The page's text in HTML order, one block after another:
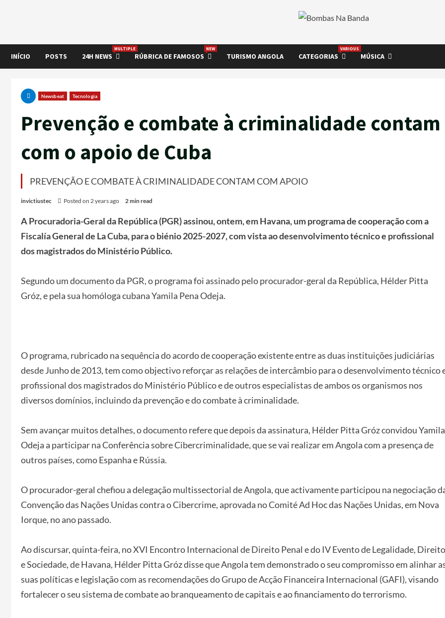
INÍCIO POSTS 24H NEWS
MULTIPLE
RÚBRICA DE FAMOSOS
NEW
TURISMO ANGOLA CATEGORIAS
VARIOUS
MÚSICA
Newsbeat Tecnologia
Prevenção e combate à criminalidade contam
com o apoio de Cuba
PREVENÇÃO E COMBATE À CRIMINALIDADE CONTAM COM APOIO
invictiustec Posted on 2 years ago 2 min read
A Procuradoria-Geral da República (PGR) assinou, ontem, em Havana, um programa de cooperação com a
Fiscalía General de La Cuba, para o biénio 2025-2027, com vista ao desenvolvimento técnico e profissional
dos magistrados do Ministério Público.
Segundo um documento da PGR, o programa foi assinado pelo procurador-geral da República, Hélder Pitta
Gróz, e pela sua homóloga cubana Yamila Pena Odeja.
O programa, rubricado na sequência do acordo de cooperação existente entre as duas instituições judiciárias
desde Junho de 2013, tem como objectivo reforçar as relações de intercâmbio para o desenvolvimento técnico
profissional dos magistrados do Ministério Público e de outros especialistas de ambos os organismos nos
diversos domínios, incluindo da prevenção e do combate à criminalidade.
Sem avançar muitos detalhes, o documento refere que depois da assinatura, Hélder Pitta Gróz convidou Yamila
Odeja a participar na Conferência sobre Cibercriminalidade, que se vai realizar em Angola com a presença de
outros países, como Espanha e Rússia.
O procurador-geral chefiou a delegação multissectorial de Angola, que activamente participou na negociação
Convenção das Nações Unidas contra o Cibercrime, aprovada no Comité Ad Hoc das Nações Unidas, em Nova
Iorque, no ano passado.
Ao discursar, quinta-feira, no XVI Encontro Internacional de Direito Penal e do IV Evento de Legalidade, Direito
e Sociedade, de Havana, Hélder Pitta Gróz disse que Angola tem demonstrado o seu compromisso em alinhar
suas políticas e legislação com as recomendações do Grupo de Acção Financeira Internacional (GAFI), visando
fortalecer o seu sistema de combate ao branqueamento de capitais e ao financiamento do terrorismo.